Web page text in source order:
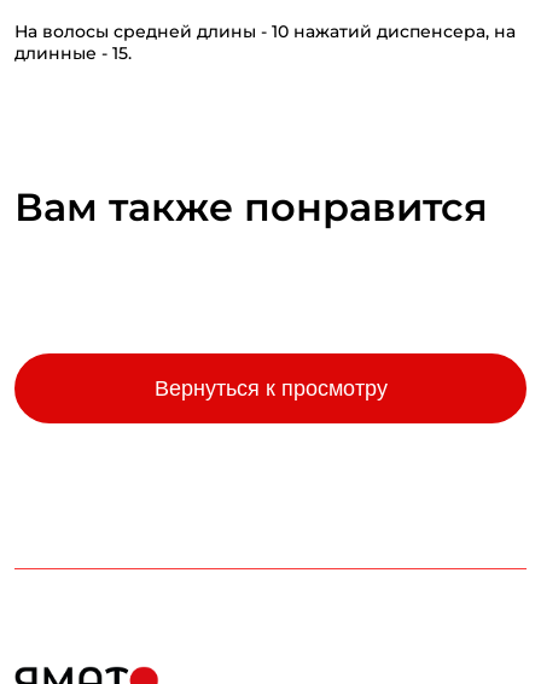
На волосы средней длины - 10 нажатий диспенсера, на
длинные - 15.
Вам также понравится
Вернуться к просмотру